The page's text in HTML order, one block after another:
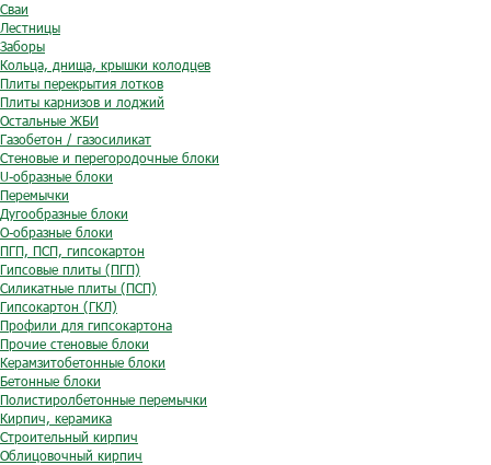
Сваи
Лестницы
Заборы
Кольца, днища, крышки колодцев
Плиты перекрытия лотков
Плиты карнизов и лоджий
Остальные ЖБИ
Газобетон / газосиликат
Стеновые и перегородочные блоки
U-образные блоки
Перемычки
Дугообразные блоки
O-образные блоки
ПГП, ПСП, гипсокартон
Гипсовые плиты (ПГП)
Силикатные плиты (ПСП)
Гипсокартон (ГКЛ)
Профили для гипсокартона
Прочие стеновые блоки
Керамзитобетонные блоки
Бетонные блоки
Полистиролбетонные перемычки
Кирпич, керамика
Строительный кирпич
Облицовочный кирпич